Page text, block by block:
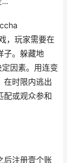
，玩家需要在
子。躲藏地
因素。用连变
在时限内逃出
配或观众参和
后注册壹个账